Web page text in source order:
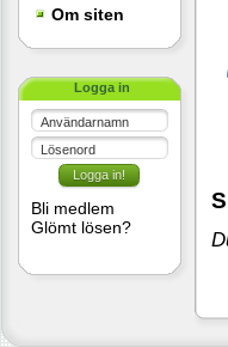
Om siten
Logga in
Användarnamn
Lösenord
Bli medlem
Glömt lösen?